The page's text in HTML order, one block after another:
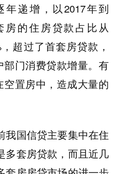
递增，以2017年到
房的住房贷款占比从
超过了首套房贷款，
部门消费贷款增量。有
空置房中，造成大量的
国信贷主要集中在住
多套房贷款，而且近几